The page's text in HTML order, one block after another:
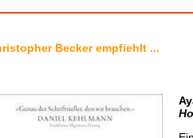
Becker empfiehlt ...